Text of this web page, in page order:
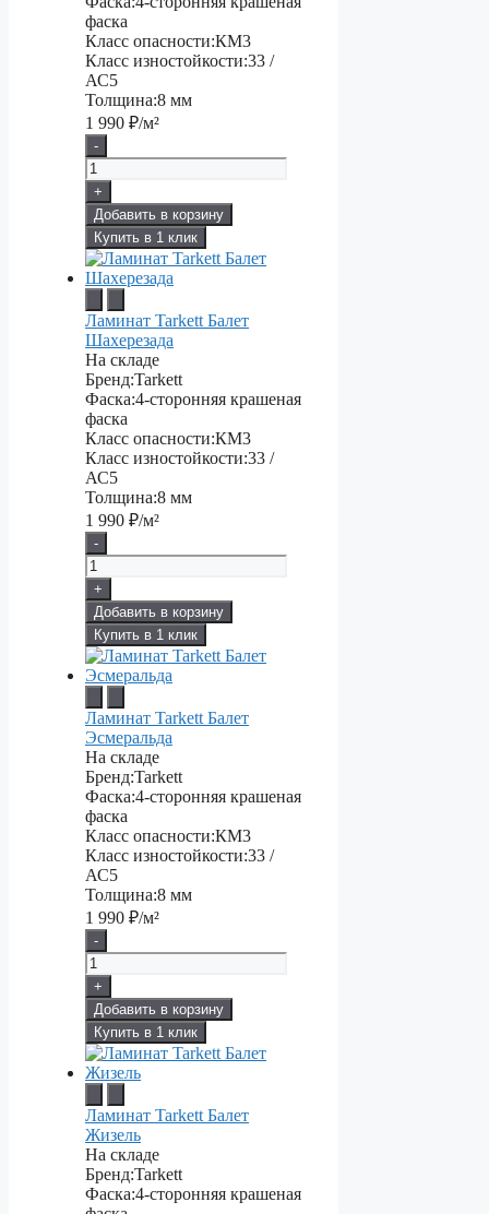
фаска
Класс опасности:КМ3
Класс изностойкости:33 /
АС5
Толщина:8 мм
1 990 ₽/м²
-
+
Добавить в корзину
Купить в 1 клик
Ламинат Tarkett Балет
Шахерезада
На складе
Бренд:Tarkett
Фаска:4-сторонняя крашеная
фаска
Класс опасности:КМ3
Класс изностойкости:33 /
АС5
Толщина:8 мм
1 990 ₽/м²
-
+
Добавить в корзину
Купить в 1 клик
Ламинат Tarkett Балет
Эсмеральда
На складе
Бренд:Tarkett
Фаска:4-сторонняя крашеная
фаска
Класс опасности:КМ3
Класс изностойкости:33 /
АС5
Толщина:8 мм
1 990 ₽/м²
-
+
Добавить в корзину
Купить в 1 клик
Ламинат Tarkett Балет
Жизель
На складе
Бренд:Tarkett
Фаска:4-сторонняя крашеная